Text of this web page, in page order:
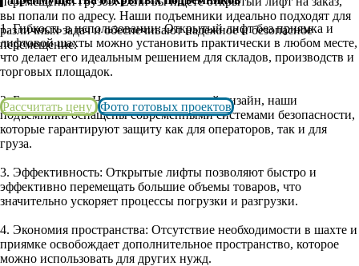
вы попали по адресу. Наши подъемники идеально подходят для
различных задач и обеспечивают надежное и безопасное
перемещение.
Рассчитать цену Фото готовых проектов
1. Гибкость в использовании: Открытый лифт без приямка и
лифтовой шахты можно установить практически в любом месте,
что делает его идеальным решением для складов, производств и
торговых площадок.
2. Безопасность: Несмотря на открытый дизайн, наши
подъемники оснащены современными системами безопасности,
которые гарантируют защиту как для операторов, так и для
груза.
3. Эффективность: Открытые лифты позволяют быстро и
эффективно перемещать большие объемы товаров, что
значительно ускоряет процессы погрузки и разгрузки.
4. Экономия пространства: Отсутствие необходимости в шахте и
приямке освобождает дополнительное пространство, которое
можно использовать для других нужд.